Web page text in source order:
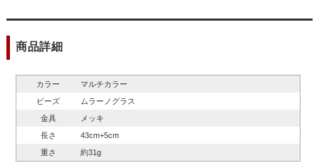
商品詳細
カラー
マルチカラー
ビーズ
ムラーノグラス
金具
メッキ
長さ
43cm+5cm
重さ
約31g